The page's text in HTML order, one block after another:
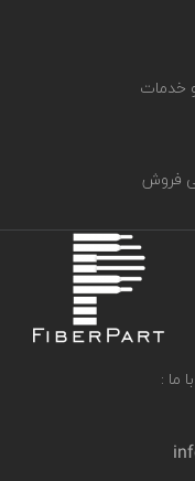
خدمات
فروش
ما :